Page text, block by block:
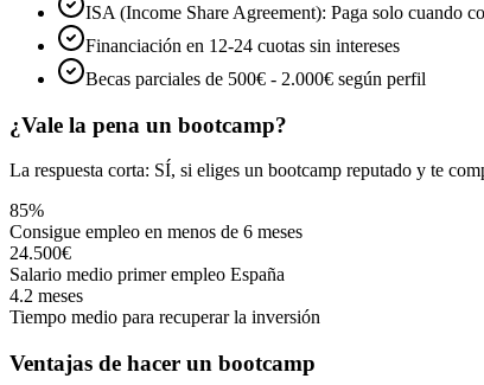
ISA (Income Share Agreement): Paga solo cuando
Financiación en 12-24 cuotas sin intereses
Becas parciales de 500€ - 2.000€ según perfil
¿Vale la pena un bootcamp?
La respuesta corta: SÍ, si eliges un bootcamp reputado y te
85%
Consigue empleo en menos de 6 meses
24.500€
Salario medio primer empleo España
4.2 meses
Tiempo medio para recuperar la inversión
Ventajas de hacer un bootcamp